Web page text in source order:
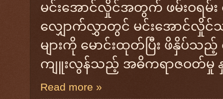
မင်းအောင်လှိုင်အတွက် ဖမ်းဝရမ်
လျှောက်လွှာတွင် မင်းအောင်လှို
များကို မောင်းထုတ်ပြီး ဖိနှိပ်သ
ကျူးလွန်သည့် အဓိကရာဇဝတ်မှု
Read more »